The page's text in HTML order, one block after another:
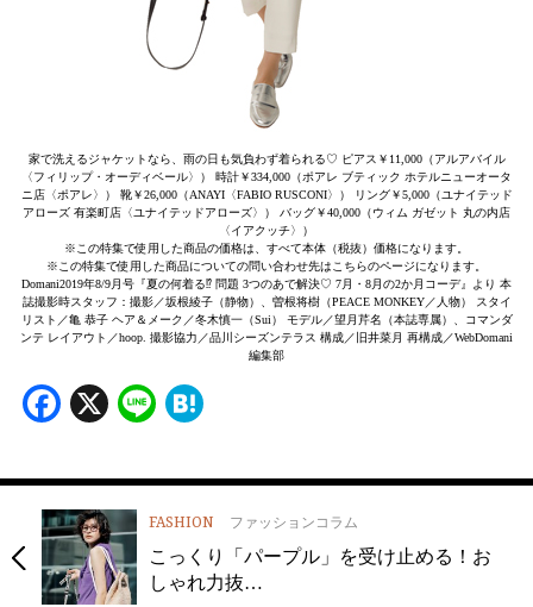
家で洗えるジャケットなら、雨の日も気負わず着られる♡ ピアス￥11,000（アルアバイル
〈フィリップ・オーディベール〉） 時計￥334,000（ポアレ ブティック ホテルニューオータ
ニ店〈ポアレ〉） 靴￥26,000（ANAYI〈FABIO RUSCONI〉） リング￥5,000（ユナイテッド
アローズ 有楽町店〈ユナイテッドアローズ〉） バッグ￥40,000（ウィム ガゼット 丸の内店
〈イアクッチ〉）
※この特集で使用した商品の価格は、すべて本体（税抜）価格になります。
※この特集で使用した商品についての問い合わせ先はこちらのページになります。
Domani2019年8/9月号『夏の何着る⁉︎ 問題 3つのあで解決♡ 7月・8月の2か月コーデ』より 本
誌撮影時スタッフ：撮影／坂根綾子（静物）、曽根将樹（PEACE MONKEY／人物） スタイ
リスト／亀 恭子 ヘア＆メーク／冬木慎一（Sui） モデル／望月芹名（本誌専属）、コマンダ
ンテ レイアウト／hoop. 撮影協力／品川シーズンテラス 構成／旧井菜月 再構成／WebDomani
編集部
Facebook
X Line
FASHION ファッションコラム
こっくり「パープル」を受け止める！お
しゃれ力抜…